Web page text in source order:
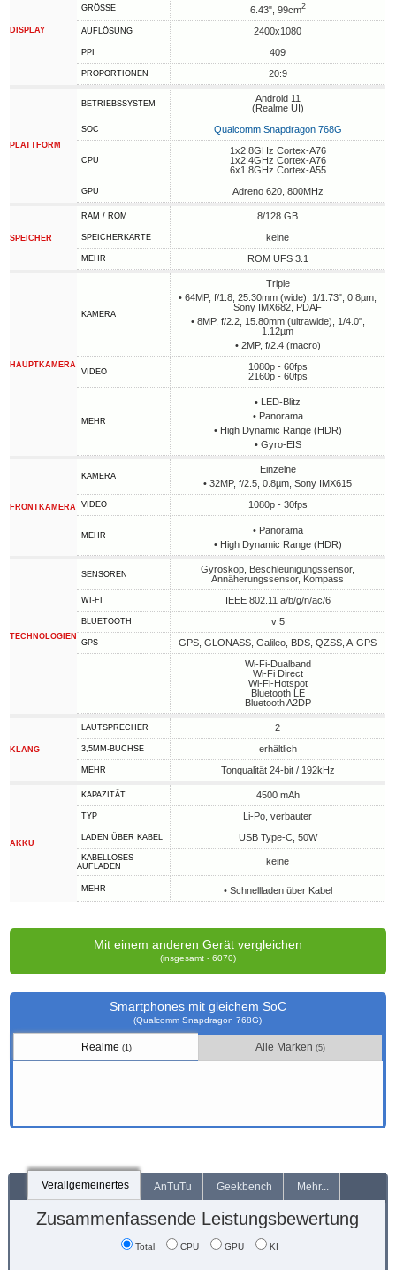
DISPLAY
GRÖSSE 6.43", 99cm2
AUFLÖSUNG 2400x1080
PPI 409
PROPORTIONEN 20:9
PLATTFORM
BETRIEBSSYSTEM
Android 11
(Realme UI)
SOC Qualcomm Snapdragon 768G
CPU
1x2.8GHz Cortex-A76
1x2.4GHz Cortex-A76
6x1.8GHz Cortex-A55
GPU Adreno 620, 800MHz
SPEICHER
RAM / ROM 8/128 GB
SPEICHERKARTE keine
MEHR ROM UFS 3.1
HAUPTKAMERA
KAMERA
Triple
• 64MP, f/1.8, 25.30mm (wide), 1/1.73", 0.8µm,
Sony IMX682, PDAF
• 8MP, f/2.2, 15.80mm (ultrawide), 1/4.0",
1.12µm
• 2MP, f/2.4 (macro)
VIDEO
1080p - 60fps
2160p - 60fps
MEHR
• LED-Blitz
• Panorama
• High Dynamic Range (HDR)
• Gyro-EIS
FRONTKAMERA
KAMERA
Einzelne
• 32MP, f/2.5, 0.8µm, Sony IMX615
VIDEO 1080p - 30fps
MEHR
• Panorama
• High Dynamic Range (HDR)
TECHNOLOGIEN
SENSOREN
Gyroskop, Beschleunigungssensor,
Annäherungssensor, Kompass
WI-FI IEEE 802.11 a/b/g/n/ac/6
BLUETOOTH v 5
GPS
GPS, GLONASS, Galileo, BDS, QZSS, A-GPS
Wi-Fi-Dualband
Wi-Fi Direct
Wi-Fi-Hotspot
Bluetooth LE
Bluetooth A2DP
KLANG
LAUTSPRECHER 2
3,5MM-BUCHSE erhältlich
MEHR Tonqualität 24-bit / 192kHz
AKKU
KAPAZITÄT 4500 mAh
TYP Li-Po, verbauter
LADEN ÜBER KABEL USB Type-C, 50W
KABELLOSES
AUFLADEN
keine
MEHR • Schnellladen über Kabel
Mit einem anderen Gerät vergleichen
(insgesamt - 6070)
Smartphones mit gleichem SoC
(Qualcomm Snapdragon 768G)
Realme (1) Alle Marken(5)
Verallgemeinertes AnTuTu Geekbench Mehr...
Zusammenfassende Leistungsbewertung
Total CPU GPU KI